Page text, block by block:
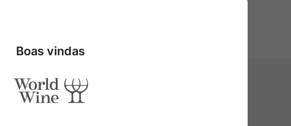
Boas vindas